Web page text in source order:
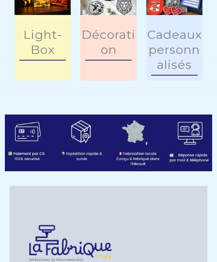
Light-
Box
Décorati
on
Cadeaux
personn
alisés